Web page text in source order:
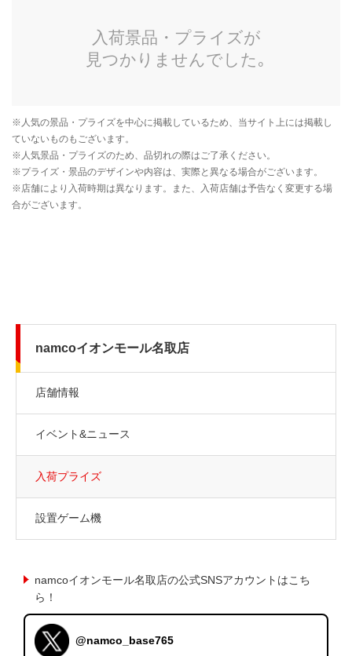
namcoイオンモール名取店
店舗情報
イベント&ニュース
入荷プライズ
設置ゲーム機
namcoイオンモール名取店の公式SNSアカウントはこち
ら！
@namco_base765